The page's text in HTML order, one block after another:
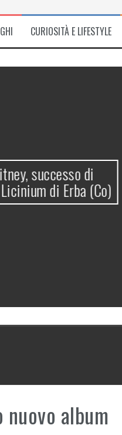
CURIOSITÀ E LIFESTYLE
successo di
di Erba (Co)
album